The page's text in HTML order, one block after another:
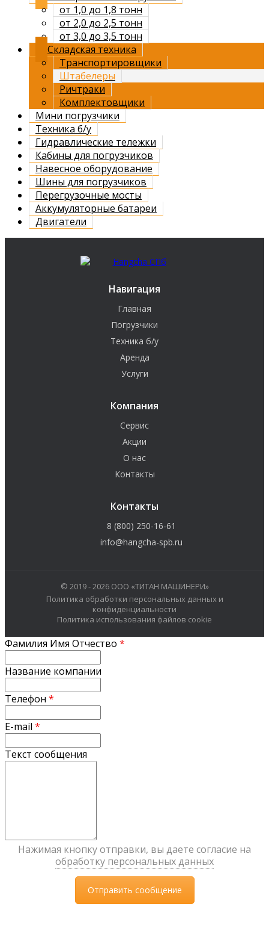
от 1,0 до 1,8 тонн
от 2,0 до 2,5 тонн
от 3,0 до 3,5 тонн
Складская техника
Транспортировщики
Штабелеры
Ричтраки
Комплектовщики
Мини погрузчики
Техника б/у
Гидравлические тележки
Кабины для погрузчиков
Навесное оборудование
Шины для погрузчиков
Перегрузочные мосты
Аккумуляторные батареи
Двигатели
Навигация
Главная
Погрузчики
Техника б/у
Аренда
Услуги
Компания
Сервис
Акции
О нас
Контакты
Контакты
8 (800) 250-16-61
info@hangcha-spb.ru
© 2019 - 2026 ООО «ТИТАН МАШИНЕРИ»
Политика обработки персональных данных и
конфиденциальности
Политика использования файлов cookie
Фамилия Имя Отчество *
Название компании
Телефон *
E-mail *
Текст сообщения
Нажимая кнопку отправки, вы даете согласие на
обработку персональных данных